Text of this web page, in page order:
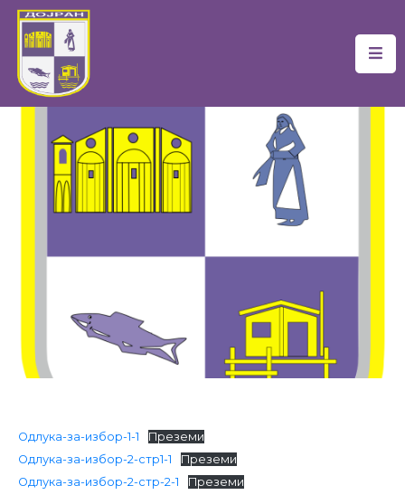
Почетна
Самоуправа
Новости
Финансии
Одлука-за-избор-1-1
Преземи
Одлука-за-избор-2-стр1-1
Преземи
Одлука-за-избор-2-стр-2-1
Преземи